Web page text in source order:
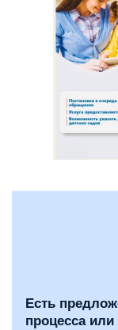
Есть
процесса или